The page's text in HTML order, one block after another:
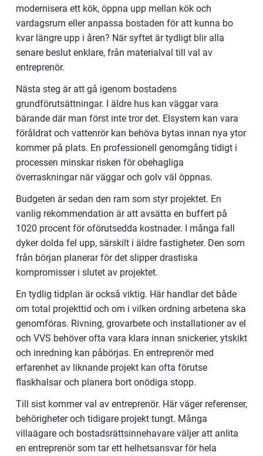
modernisera ett kök, öppna upp mellan kök och
vardagsrum eller anpassa bostaden för att kunna bo
kvar längre upp i åren? När syftet är tydligt blir alla
senare beslut enklare, från materialval till val av
entreprenör.
Nästa steg är att gå igenom bostadens
grundförutsättningar. I äldre hus kan väggar vara
bärande där man först inte tror det. Elsystem kan vara
föråldrat och vattenrör kan behöva bytas innan nya ytor
kommer på plats. En professionell genomgång tidigt i
processen minskar risken för obehagliga
överraskningar när väggar och golv väl öppnas.
Budgeten är sedan den ram som styr projektet. En
vanlig rekommendation är att avsätta en buffert på
1020 procent för oförutsedda kostnader. I många fall
dyker dolda fel upp, särskilt i äldre fastigheter. Den som
från början planerar för det slipper drastiska
kompromisser i slutet av projektet.
En tydlig tidplan är också viktig. Här handlar det både
om total projekttid och om i vilken ordning arbetena ska
genomföras. Rivning, grovarbete och installationer av el
och VVS behöver ofta vara klara innan snickerier, ytskikt
och inredning kan påbörjas. En entreprenör med
erfarenhet av liknande projekt kan ofta förutse
flaskhalsar och planera bort onödiga stopp.
Till sist kommer val av entreprenör. Här väger referenser,
behörigheter och tidigare projekt tungt. Många
villaägare och bostadsrättsinnehavare väljer att anlita
en entreprenör som tar ett helhetsansvar för hela